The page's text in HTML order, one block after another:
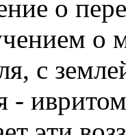
о
о
с
-